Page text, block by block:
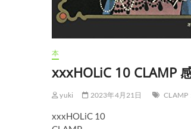
本
xxxHOLiC 10 CLAMP
yuki 2023年4月21日 CLAMP
xxxHOLiC 10